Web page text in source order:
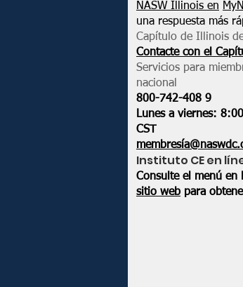
NASW Illinois en
una respuesta más
Capítulo de Illinois
Contacte con el
Servicios para
nacional
800-742-408 9
Lunes a viernes:
CST
Instituto CE en
Consulte el menú
sitio web para